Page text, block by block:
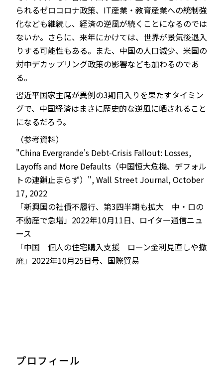
られるゼロコロナ政策、IT産業・教育産業への統制強
化なども継続し、経済の逆風が続くことになるのでは
ないか。さらに、来年にかけては、世界が景気後退入
りする可能性もある。また、中国の人口減少、米国の
対中デカップリング政策の影響なども加わるのであ
る。
習近平国家主席が異例の3期目入りを果たすタイミン
グで、中国経済はまさに歴史的な逆風に晒されること
になるだろう。
（参考資料）
"China Evergrande's Debt-Crisis Fallout: Losses,
Layoffs and More Defaults（中国恒大危機、デフォル
トの連鎖止まらず）", Wall Street Journal, October
17, 2022
「新興国の社債不履行、第3四半期も拡大 中・ロの
不動産で急増」2022年10月11日、ロイター通信ニュ
ース
「中国 個人の住宅購入支援 ローン金利見直しや撤
廃」2022年10月25日号、国際貿易
プロフィール